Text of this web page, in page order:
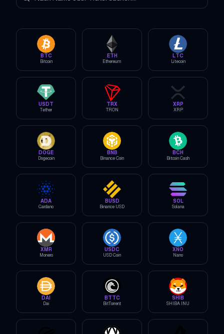
BTC
Bitcoin
ETH
Ethereum
LTC
Litecoin
USDT
Tether
TRX
TRON
XRP
XRP
DOGE
Dogecoin
BNB
Binance Coin
BCH
Bitcoin Cash
ADA
Cardano
BUSD
Binance USD
SOL
Solana
XMR
Monero
USDC
USD Coin
XNO
Nano
DAI
Dai
BTTC
BitTorrent
SHIB
SHIBA INU